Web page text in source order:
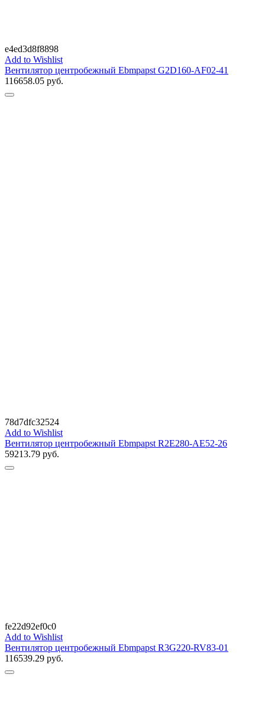
e4ed3d8f8898
Add to Wishlist
Вентилятор центробежный Ebmpapst G2D160-AF02-41
116658.05 руб.
78d7dfc32524
Add to Wishlist
Вентилятор центробежный Ebmpapst R2E280-AE52-26
59213.79 руб.
fe22d92ef0c0
Add to Wishlist
Вентилятор центробежный Ebmpapst R3G220-RV83-01
116539.29 руб.